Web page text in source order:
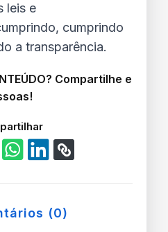
leis e
cumprindo
a transparência.
Compartilhe e
(0)